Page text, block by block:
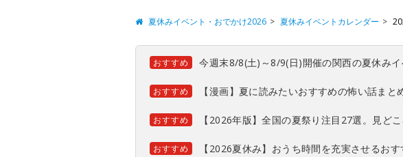
夏休みイベント・おでかけ2026 夏休みイベントカレンダー
おすすめ 今週末8/8(土)～8/9(日)開催の関西の夏休み
おすすめ 【漫画】夏に読みたいおすすめの怖い話まと
おすすめ 【2026年版】全国の夏祭り注目27選。見ど
おすすめ 【2026夏休み】おうち時間を充実させるお